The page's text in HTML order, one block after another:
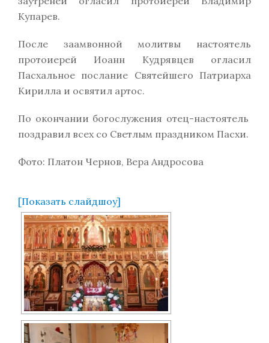
Купарев.
После заамвонной молитвы настоятель
протоиерей Иоанн Кудрявцев огласил
Пасхальное послание Святейшего Патриарха
Кирилла и освятил артос.
По окончании богослужения отец-настоятель
поздравил всех со Светлым праздником Пасхи.
Фото: Платон Чернов, Вера Андросова
[Показать слайдшоу]